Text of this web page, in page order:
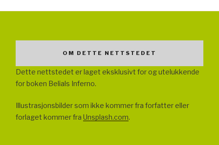
OM DETTE NETTSTEDET
Dette nettstedet er laget eksklusivt for og utelukkende
for boken Belials Inferno.
Illustrasjonsbilder som ikke kommer fra forfatter eller
forlaget kommer fra Unsplash.com.